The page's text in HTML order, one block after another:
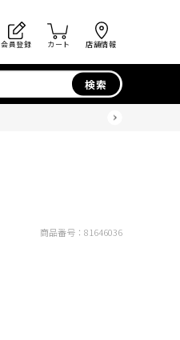
会員登録 カート 店舗情報
検索
商品番号： 81646036